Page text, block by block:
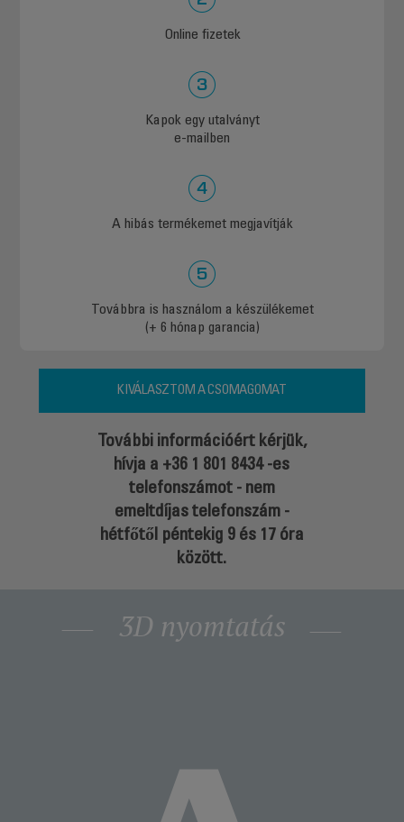
Online fizetek
Kapok egy utalványt
e-mailben
A hibás termékemet megjavítják
Továbbra is használom a készülékemet
(+ 6 hónap garancia)
KIVÁLASZTOM A CSOMAGOMAT
További információért kérjük,
hívja a +36 1 801 8434-es
telefonszámot - nem
emeltdíjas telefonszám -
hétfőtől péntekig 9 és 17 óra
között.
3D nyomtatás